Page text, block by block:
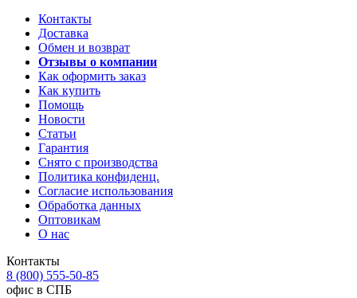
Контакты
Доставка
Обмен и возврат
Отзывы о компании
Как оформить заказ
Как купить
Помощь
Новости
Статьи
Гарантия
Снято с производства
Политика конфиденц.
Согласие использования
Обработка данных
Оптовикам
О нас
Контакты
8 (800) 555-50-85
офис в СПБ